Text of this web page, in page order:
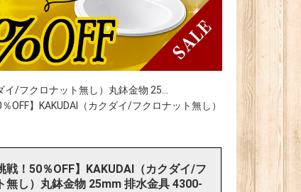
イ/フクロナット無し）丸鉢金物 25...
OFF】KAKUDAI（カクダイ/フクロナット無し）
戦！50％OFF】KAKUDAI（カクダイ/フ
無し）丸鉢金物 25mm 排水金具 4300-